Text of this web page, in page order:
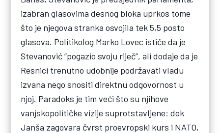
izabran glasovima desnog bloka uprkos tome
što je njegova stranka osvojila tek 5,5 posto
glasova. Politikolog Marko Lovec ističe da je
Stevanović “pogazio svoju riječ”, ali dodaje da je
Resnici trenutno udobnije podržavati vladu
izvana nego snositi direktnu odgovornost u
njoj. Paradoks je tim veći što su njihove
vanjskopolitičke vizije suprotstavljene: dok
Janša zagovara čvrst proevropski kurs i NATO,